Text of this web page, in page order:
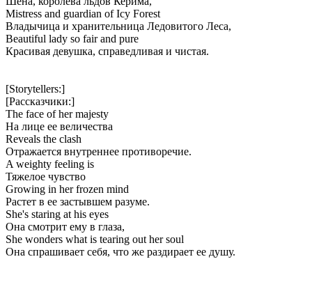
Mistress and guardian of Icy Forest
Владычица и хранительница Ледовитого Леса,
Beautiful lady so fair and pure
Красивая девушка, справедливая и чистая.
[Storytellers:]
[Рассказчики:]
The face of her majesty
На лице ее величества
Reveals the clash
Отражается внутреннее противоречие.
A weighty feeling is
Тяжелое чувство
Growing in her frozen mind
Растет в ее застывшем разуме.
She's staring at his eyes
Она смотрит ему в глаза,
She wonders what is tearing out her soul
Она спрашивает себя, что же раздирает ее душу.